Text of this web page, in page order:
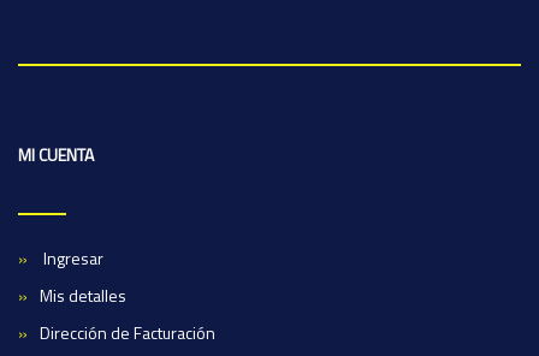
MI CUENTA
Ingresar
Mis detalles
Dirección de Facturación